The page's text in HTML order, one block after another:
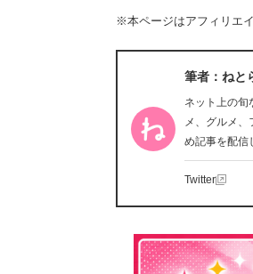
※本ページはアフィリエ
筆者：ねと
ネット上の旬
メ、グルメ
め記事を配信
Twitter